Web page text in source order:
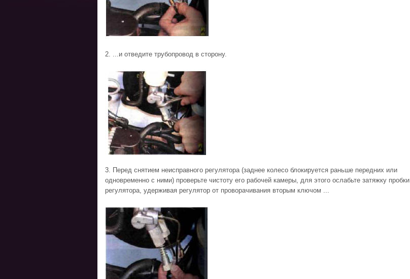
2. ...и отведите трубопровод в сторону.
3. Перед снятием неисправного регулятора (заднее колесо блокируется раньше передних или
одновременно с ними) проверьте чистоту его рабочей камеры, для этого ослабьте затяжку пробки
регулятора, удерживая регулятор от проворачивания вторым ключом ...